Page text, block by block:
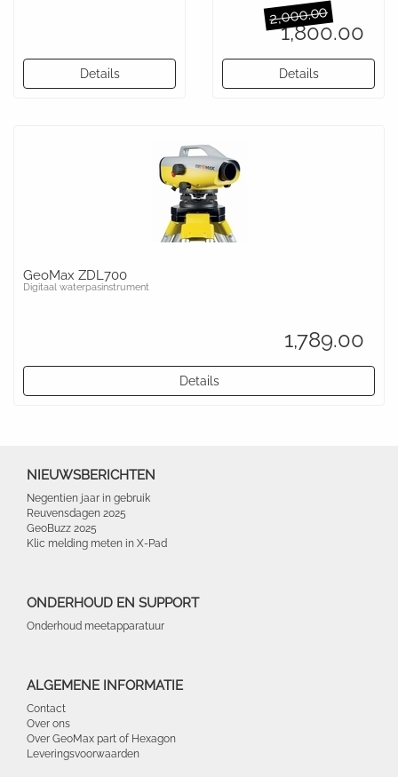
Details
2,000.00
1,800.00
Details
GeoMax ZDL700
Digitaal waterpasinstrument
1,789.00
Details
NIEUWSBERICHTEN
Negentien jaar in gebruik
Reuvensdagen 2025
GeoBuzz 2025
Klic melding meten in X-Pad
ONDERHOUD EN SUPPORT
Onderhoud meetapparatuur
ALGEMENE INFORMATIE
Contact
Over ons
Over GeoMax part of Hexagon
Leveringsvoorwaarden